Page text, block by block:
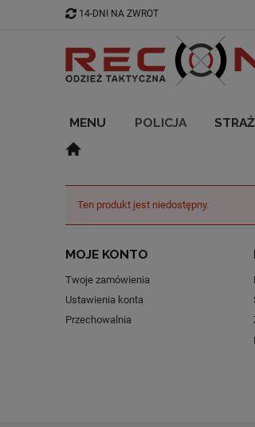
MENU POLICJA
BLOG
14-DNI NA ZWROT
Ten produkt jest niedostępny.
MOJE KONTO
Twoje zamówienia
Ustawienia konta
Przechowalnia